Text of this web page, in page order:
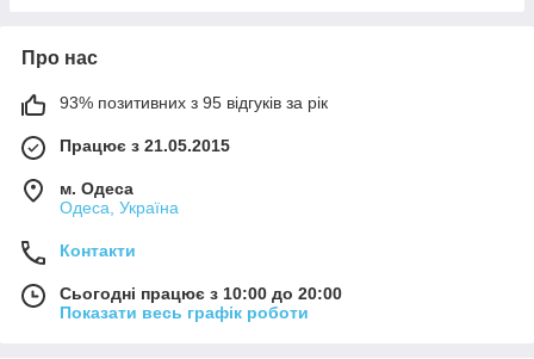
Про нас
93% позитивних з 95 відгуків за рік
Працює з 21.05.2015
м. Одеса
Одеса, Україна
Контакти
Сьогодні працює з 10:00 до 20:00
Показати весь графік роботи